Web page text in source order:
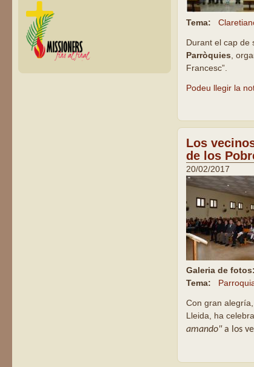
Tema:
Durant el cap de
Parròquies ,
Francesc”.
Podeu llegir la
Los
de los
20/02/2017
Galeria de fotos:
Tema:
Con gran
Lleida, ha
amando"a los